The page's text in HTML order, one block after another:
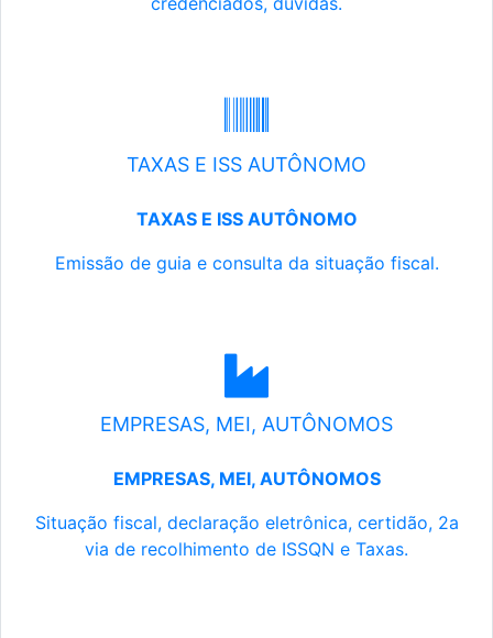
TAXAS E ISS AUTÔNOMO
TAXAS E ISS AUTÔNOMO
Emissão de guia e consulta da situação fiscal.
EMPRESAS, MEI, AUTÔNOMOS
EMPRESAS, MEI, AUTÔNOMOS
Situação fiscal, declaração eletrônica, certidão, 2a
via de recolhimento de ISSQN e Taxas.